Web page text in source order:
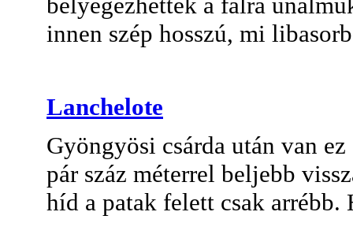
innen szép hosszú, mi
Lanchelote
Gyöngyösi csárda után van
pár száz méterrel beljebb
híd a patak felett csak arrébb.